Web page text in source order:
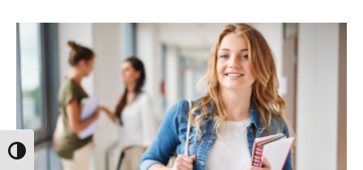
Nagy kontraszt váltása